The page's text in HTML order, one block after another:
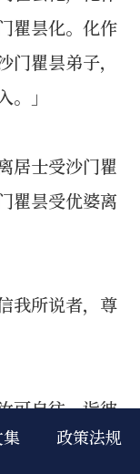
瞿昙化。化作
瞿昙弟子，
」
居士受沙门瞿
瞿昙受优婆离
我所说者，尊
可自往，诣彼
作弟子耶？为
政策法规